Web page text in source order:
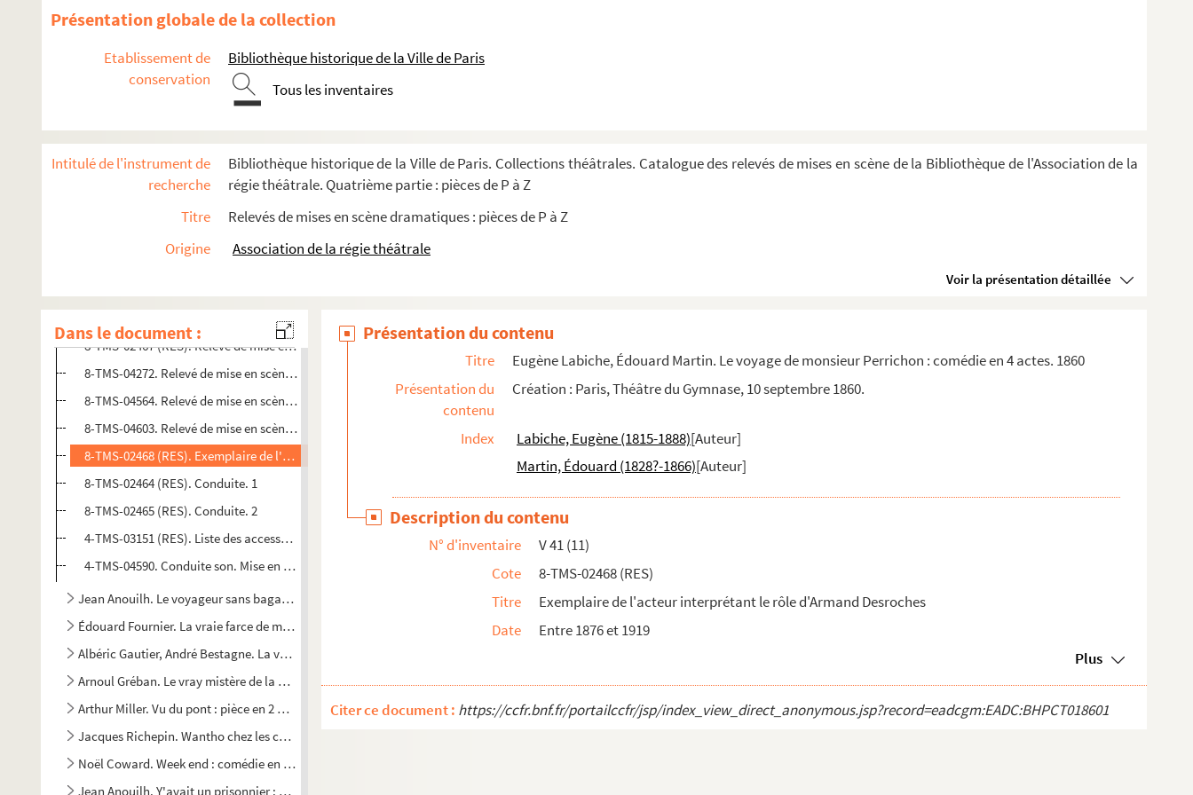
Présentation globale de la collection
Etablissement de
conservation
Bibliothèque historique de la Ville de Paris
Tous les inventaires
Intitulé de l'instrument de
recherche
Bibliothèque historique de la Ville de Paris. Collections théâtrales. Catalogue des relevés de mises en scène de la Bibliothèque de l'Association de la
régie théâtrale. Quatrième partie : pièces de P à Z
Titre
Relevés de mises en scène dramatiques : pièces de P à Z
Origine
Association de la régie théâtrale
Voir la présentation détaillée
Dans le document :
Alexis Wafflard, Fulgence de Bury. Le voyage à Dieppe : comédie en 3 actes. 1821
Georges Duval, Maurice Hennequin. Le voyage autour du code : pièce en 4 actes. 1898
Edmond Gondinet, Alexandre Bisson. Un voyage d'agrément : comédie en 4 actes. 1881
4-TMS-03099 (RES). Relevé de mise en scène. 2
8-TMS-02460 (RES). Relevé de mise en scène. 3
8-TMS-02466 (RES). Relevé de mise en scène. 7
8-TMS-02467 (RES). Relevé de mise en scène. 8
8-TMS-04272. Relevé de mise en scène. 9
8-TMS-04564. Relevé de mise en scène. 10. Mise en scène Lelly
8-TMS-04603. Relevé de mise en scène. 11
8-TMS-02468 (RES). Exemplaire de l'acteur interprétant le rôle d'Armand Desroches
8-TMS-02464 (RES). Conduite. 1
8-TMS-02465 (RES). Conduite. 2
4-TMS-03151 (RES). Liste des accessoires et schémas d'implantation de décor
4-TMS-04590. Conduite son. Mise en scène Jean-Luc Moreau
Jean Anouilh. Le voyageur sans bagage : pièce en 5 tableaux. 1937
Édouard Fournier. La vraie farce de maître Pathelin : pièce en 3 actes. 1872
Albéric Gautier, André Bestagne. La vraie pastorale : pièce en 4 actes dont 1 prologue. 1925
Arnoul Gréban. Le vray mistère de la Passion : pièce en 1 prologue, 7 tableaux et 1 épilogue. Adapta...
Arthur Miller. Vu du pont : pièce en 2 parties. 1958
Jacques Richepin. Wantho chez les courtisanes : comédie en 3 actes dont un prologue en vers. 1910
Noël Coward. Week end : comédie en 3 actes. 1928
Jean Anouilh. Y'avait un prisonnier : comédie en 3 actes. 1935
Présentation du contenu
Titre
Eugène Labiche, Édouard Martin. Le voyage de monsieur Perrichon : comédie en 4 actes. 1860
Présentation du
contenu
Création : Paris, Théâtre du Gymnase, 10 septembre 1860.
Index Labiche, Eugène (1815-1888)[Auteur]
Martin, Édouard (1828?-1866)[Auteur]
Description du contenu
N° d'inventaire
V 41 (11)
Cote
8-TMS-02468 (RES)
Titre
Exemplaire de l'acteur interprétant le rôle d'Armand Desroches
Date
Entre 1876 et 1919
Plus
Citer ce document : https://ccfr.bnf.fr/portailccfr/jsp/index_view_direct_anonymous.jsp?record=eadcgm:EADC:BHPCT018601